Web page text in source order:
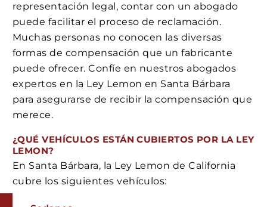
representación legal, contar con un abogado
puede facilitar el proceso de reclamación.
Muchas personas no conocen las diversas
formas de compensación que un fabricante
puede ofrecer. Confíe en nuestros abogados
expertos en la Ley Lemon en Santa Bárbara
para asegurarse de recibir la compensación que
merece.
¿QUÉ VEHÍCULOS ESTÁN CUBIERTOS POR LA LEY
LEMON?
En Santa Bárbara, la Ley Lemon de California
cubre los siguientes vehículos: